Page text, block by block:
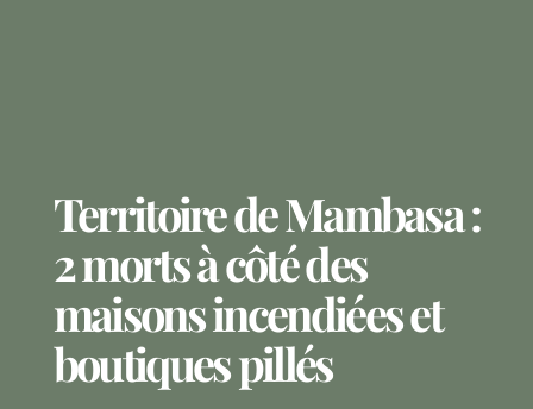
Territoire de Mambasa :
2 morts à côté des
maisons incendiées et
boutiques pillés